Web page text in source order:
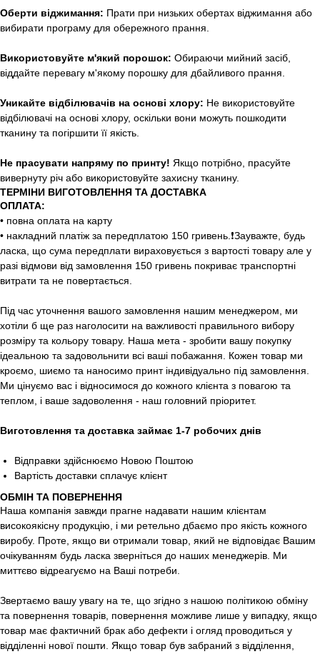
Оберти віджимання: Прати при низьких обертах віджимання або
вибирати програму для обережного прання.
Використовуйте м'який порошок: Обираючи мийний засіб,
віддайте перевагу м'якому порошку для дбайливого прання.
Уникайте відбілювачів на основі хлору: Не використовуйте
відбілювачі на основі хлору, оскільки вони можуть пошкодити
тканину та погіршити її якість.
Не прасувати напряму по принту! Якщо потрібно, прасуйте
вивернуту річ або використовуйте захисну тканину.
ТЕРМІНИ ВИГОТОВЛЕННЯ ТА ДОСТАВКА
ОПЛАТА:
• повна оплата на карту
• накладний платіж за передплатою 150 гривень.❗️Зауважте, будь
ласка, що сума передплати вираховується з вартості товару але у
разі відмови від замовлення 150 гривень покриває транспортні
витрати та не повертається.
Під час уточнення вашого замовлення нашим менеджером, ми
хотіли б ще раз наголосити на важливості правильного вибору
розміру та кольору товару. Наша мета - зробити вашу покупку
ідеальною та задовольнити всі ваші побажання. Кожен товар ми
кроємо, шиємо та наносимо принт індивідуально під замовлення.
Ми цінуємо вас і відносимося до кожного клієнта з повагою та
теплом, і ваше задоволення - наш головний пріоритет.
Виготовлення та доставка займає 1-7 робочих днів
Відправки здійснюємо Новою Поштою
Вартість доставки сплачує клієнт
ОБМІН ТА ПОВЕРНЕННЯ
Наша компанія завжди прагне надавати нашим клієнтам
високоякісну продукцію, і ми ретельно дбаємо про якість кожного
виробу. Проте, якщо ви отримали товар, який не відповідає Вашим
очікуванням будь ласка зверніться до наших менеджерів. Ми
миттєво відреагуємо на Ваші потреби.
Звертаємо вашу увагу на те, що згідно з нашою політикою обміну
та повернення товарів, повернення можливе лише у випадку, якщо
товар має фактичний брак або дефекти і огляд проводиться у
відділенні нової пошти. Якщо товар був забраний з відділення,